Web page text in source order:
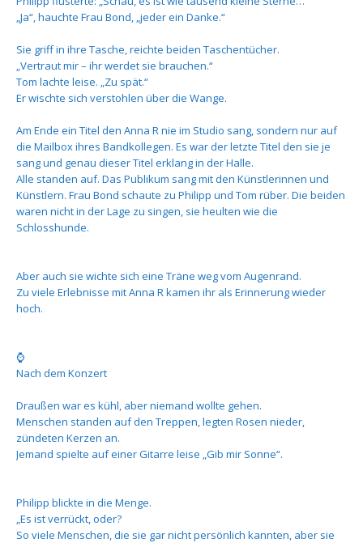
„Ja“, hauchte Frau Bond, „jeder ein Danke.“
Sie griff in ihre Tasche, reichte beiden Taschentücher.
„Vertraut mir – ihr werdet sie brauchen.“
Tom lachte leise. „Zu spät.“
Er wischte sich verstohlen über die Wange.
Am Ende ein Titel den Anna R nie im Studio sang, sondern nur auf
die Mailbox ihres Bandkollegen. Es war der letzte Titel den sie je
sang und genau dieser Titel erklang in der Halle.
Alle standen auf. Das Publikum sang mit den Künstlerinnen und
Künstlern. Frau Bond schaute zu Philipp und Tom rüber. Die beiden
waren nicht in der Lage zu singen, sie heulten wie die
Schlosshunde.
Aber auch sie wichte sich eine Träne weg vom Augenrand.
Zu viele Erlebnisse mit Anna R kamen ihr als Erinnerung wieder
hoch.
⌚
Nach dem Konzert
Draußen war es kühl, aber niemand wollte gehen.
Menschen standen auf den Treppen, legten Rosen nieder,
zündeten Kerzen an.
Jemand spielte auf einer Gitarre leise „Gib mir Sonne“.
Philipp blickte in die Menge.
„Es ist verrückt, oder?
So viele Menschen, die sie gar nicht persönlich kannten, aber sie